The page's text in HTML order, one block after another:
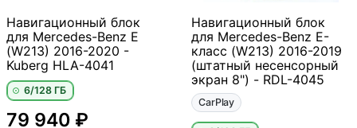
Навигационный блок
для Mercedes-Benz E
(W213) 2016-2020 -
Kuberg HLA-4041
6/128 ГБ
79 940 ₽
Навигационный блок
для Mercedes-Benz E-
класс (W213) 2016-2019
(штатный несенсорный
экран 8") - RDL-4045
CarPlay